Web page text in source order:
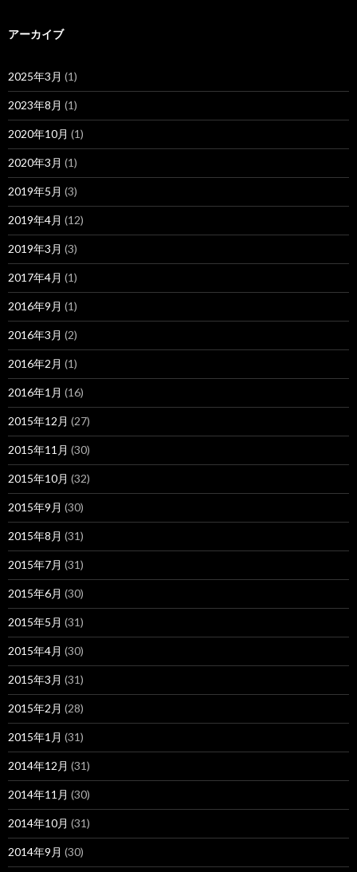
アーカイブ
2025年3月 (1)
2023年8月 (1)
2020年10月 (1)
2020年3月 (1)
2019年5月 (3)
2019年4月 (12)
2019年3月 (3)
2017年4月 (1)
2016年9月 (1)
2016年3月 (2)
2016年2月 (1)
2016年1月 (16)
2015年12月 (27)
2015年11月 (30)
2015年10月 (32)
2015年9月 (30)
2015年8月 (31)
2015年7月 (31)
2015年6月 (30)
2015年5月 (31)
2015年4月 (30)
2015年3月 (31)
2015年2月 (28)
2015年1月 (31)
2014年12月 (31)
2014年11月 (30)
2014年10月 (31)
2014年9月 (30)